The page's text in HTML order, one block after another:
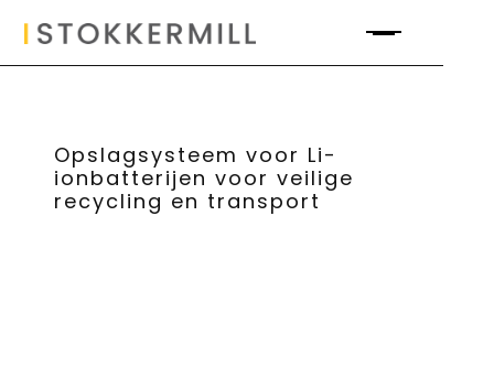
Opslagsysteem voor Li-
ionbatterijen voor veilige
recycling en transport